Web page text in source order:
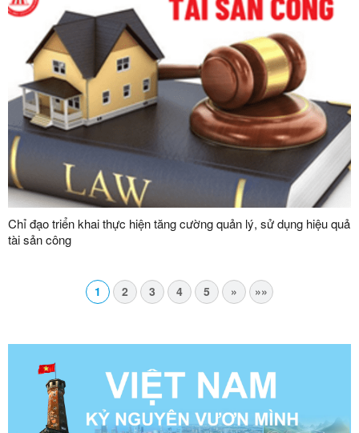
Chỉ đạo triển khai thực hiện tăng cường quản lý, sử dụng hiệu quả
tài sản công
1 2 3 4 5 » »»